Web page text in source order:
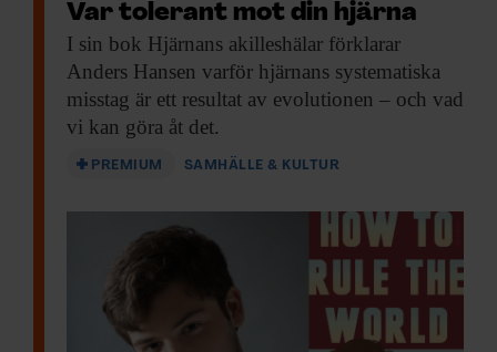
Var tolerant mot din hjärna
I sin bok Hjärnans akilleshälar förklarar
Anders Hansen varför hjärnans systematiska
misstag är ett resultat av evolutionen – och vad
vi kan göra åt det.
PREMIUM SAMHÄLLE & KULTUR